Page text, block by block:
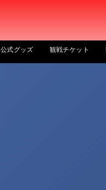
公式グッズ 観戦チケット